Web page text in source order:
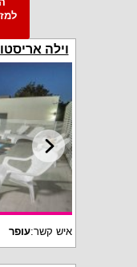
וילה אריסטו
איש קשר:עופר